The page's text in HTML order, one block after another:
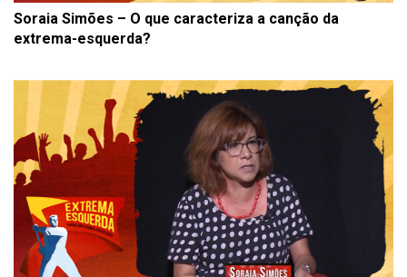
Soraia Simões – O que caracteriza a canção da
extrema-esquerda?